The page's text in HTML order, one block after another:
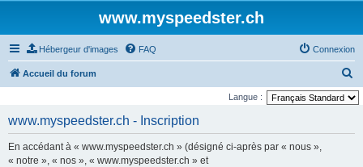
www.myspeedster.ch
Hébergeur d'images FAQ Connexion
Accueil du forum
e
Langue :
www.myspeedster.ch - Inscription
En accédant à « www.myspeedster.ch » (désigné ci-après par « nous »,
« notre », « nos », « www.myspeedster.ch » et